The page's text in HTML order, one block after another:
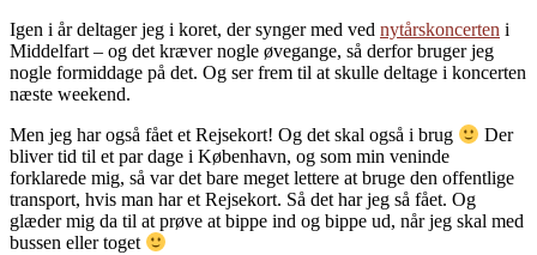
Igen i år deltager jeg i koret, der synger med ved nytårskoncerten i
Middelfart – og det kræver nogle øvegange, så derfor bruger jeg
nogle formiddage på det. Og ser frem til at skulle deltage i koncerten
næste weekend.
Men jeg har også fået et Rejsekort! Og det skal også i brug
Der
bliver tid til et par dage i København, og som min veninde
forklarede mig, så var det bare meget lettere at bruge den offentlige
transport, hvis man har et Rejsekort. Så det har jeg så fået. Og
glæder mig da til at prøve at bippe ind og bippe ud, når jeg skal med
bussen eller toget